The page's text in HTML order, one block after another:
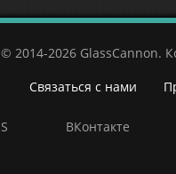
© 2014-2026 GlassCannon.
Связаться с нами
ВКонтакте